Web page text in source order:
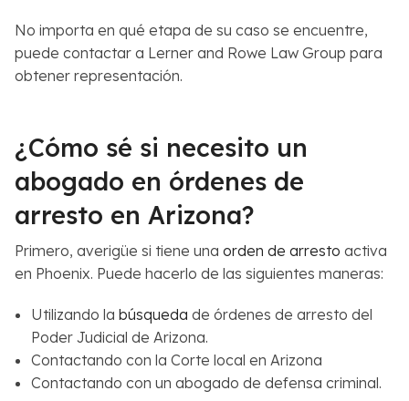
No importa en qué etapa de su caso se encuentre,
puede contactar a Lerner and Rowe Law Group para
obtener representación.
¿Cómo sé si necesito un
abogado en órdenes de
arresto en Arizona?
Primero, averigüe si tiene una orden de arresto activa
en Phoenix. Puede hacerlo de las siguientes maneras:
Utilizando la búsqueda de órdenes de arresto del
Poder Judicial de Arizona.
Contactando con la Corte local en Arizona
Contactando con un abogado de defensa criminal.